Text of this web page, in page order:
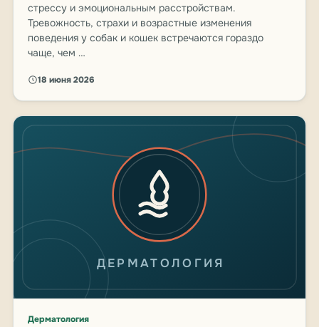
стрессу и эмоциональным расстройствам.
Тревожность, страхи и возрастные изменения
поведения у собак и кошек встречаются гораздо
чаще, чем …
18 июня 2026
ДЕРМАТОЛОГИЯ
Дерматология